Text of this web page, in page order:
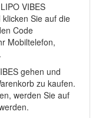
VIBES
Sie auf die
Code
Mobiltelefon,
gehen und
zu kaufen.
werden Sie auf